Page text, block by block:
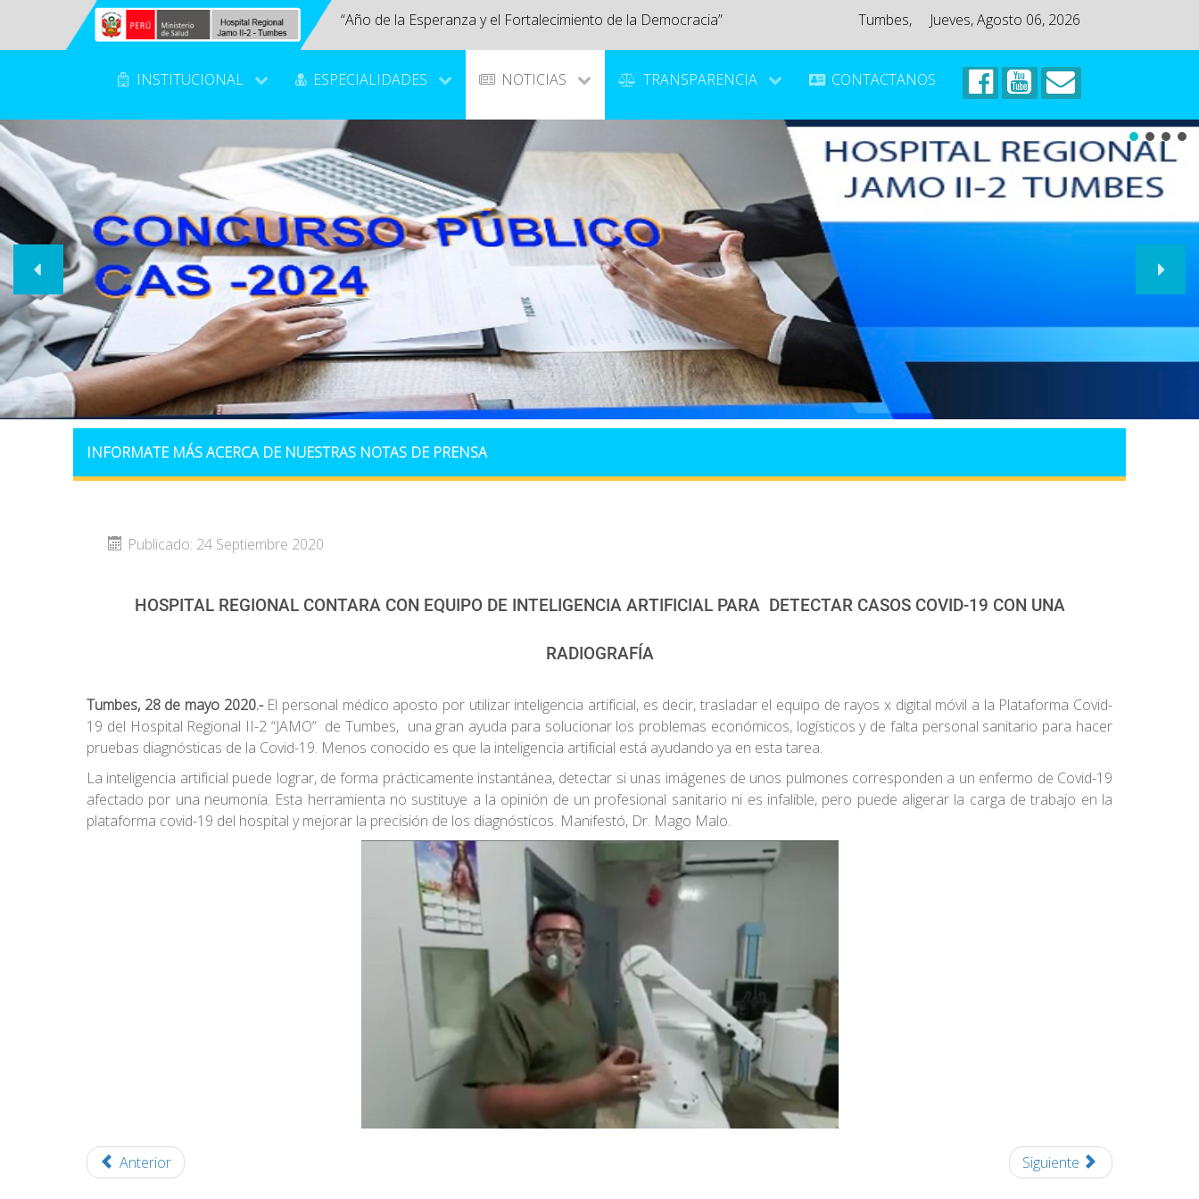
“Año de la Esperanza y el Fortalecimiento de la Democracia” Tumbes, Jueves, Agosto 06, 2026
INSTITUCIONAL ESPECIALIDADES NOTICIAS TRANSPARENCIA CONTACTANOS
INFORMATE MÁS ACERCA DE NUESTRAS NOTAS DE PRENSA
Publicado: 24 Septiembre 2020
HOSPITAL REGIONAL CONTARA CON EQUIPO DE INTELIGENCIA ARTIFICIAL PARA DETECTAR CASOS COVID-19 CON UNA
RADIOGRAFÍA
Tumbes, 28 de mayo 2020.- El personal médico aposto por utilizar inteligencia artificial, es decir, trasladar el equipo de rayos x digital móvil a la Plataforma Covid-
19 del Hospital Regional II-2 “JAMO” de Tumbes, una gran ayuda para solucionar los problemas económicos, logísticos y de falta personal sanitario para hacer
pruebas diagnósticas de la Covid-19. Menos conocido es que la inteligencia artificial está ayudando ya en esta tarea.
La inteligencia artificial puede lograr, de forma prácticamente instantánea, detectar si unas imágenes de unos pulmones corresponden a un enfermo de Covid-19
afectado por una neumonía. Esta herramienta no sustituye a la opinión de un profesional sanitario ni es infalible, pero puede aligerar la carga de trabajo en la
plataforma covid-19 del hospital y mejorar la precisión de los diagnósticos. Manifestó, Dr. Mago Malo.
Anterior Siguiente